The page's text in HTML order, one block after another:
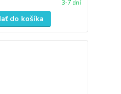
3-7 dní
do košíka